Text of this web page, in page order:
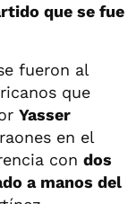
que se fue
fueron al
que
Yasser
en el
con dos
a manos del